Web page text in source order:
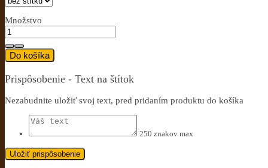
Množstvo
Do košíka
Prispôsobenie - Text na štítok
Nezabudnite uložiť svoj text, pred pridaním produktu do košíka
250 znakov max
Uložiť prispôsobenie